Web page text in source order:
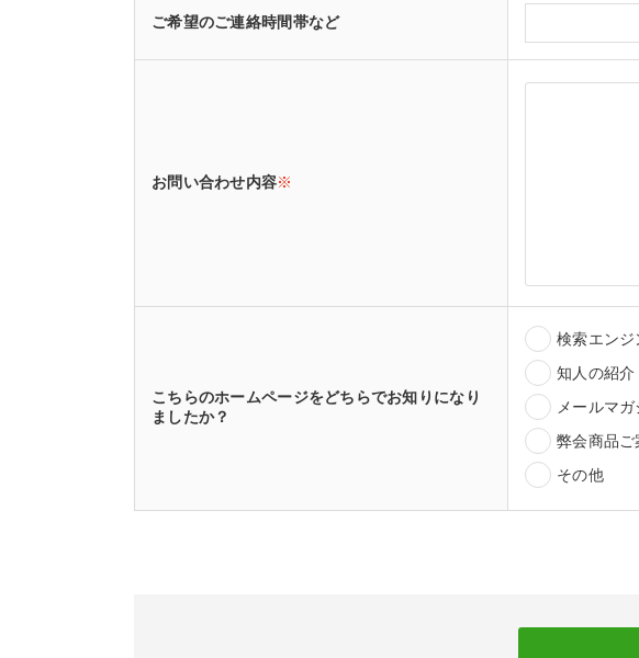
ご希望のご連絡時間帯など
お問い合わせ内容※
こちらのホームページをどちらでお知りになり
ましたか？
検索エンジ
知人の紹介
メールマガ
弊会商品ご
その他